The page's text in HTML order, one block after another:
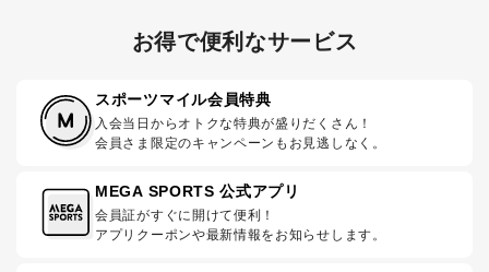
お得で便利なサービス
スポーツマイル会員特典
入会当日からオトクな特典が盛りだくさん！
会員さま限定のキャンペーンもお見逃しなく。
MEGA SPORTS 公式アプリ
会員証がすぐに開けて便利！
アプリクーポンや最新情報をお知らせします。